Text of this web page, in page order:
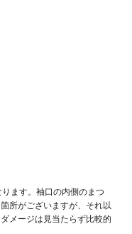
ます。袖口の内側のまつ
所がございますが、それ以
メージは見当たらず比較的